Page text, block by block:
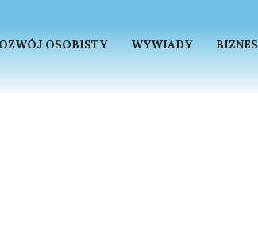
OSOBISTY WYWIADY BIZNES